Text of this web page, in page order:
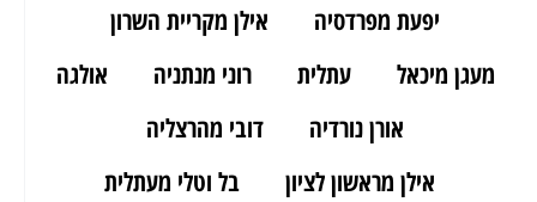
יפעת מפרדסיה
אילן מקריית השרון
מעגן מיכאל
עתלית רוני מנתניה
אולגה
אורן נורדיה
דובי מהרצליה
אילן מראשון לציון
בל וטלי מעתלית